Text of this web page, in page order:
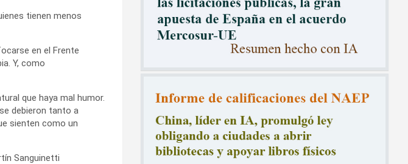
tienen menos
en el Frente
Y, como
que haya mal humor.
debieron tanto a
sienten como un
Sanguinetti